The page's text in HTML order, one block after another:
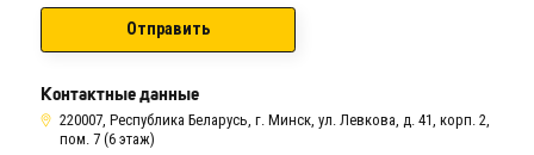
Отправить
Контактные данные
220007, Республика Беларусь, г. Минск, ул. Левкова, д. 41, корп. 2,
пом. 7 (6 этаж)